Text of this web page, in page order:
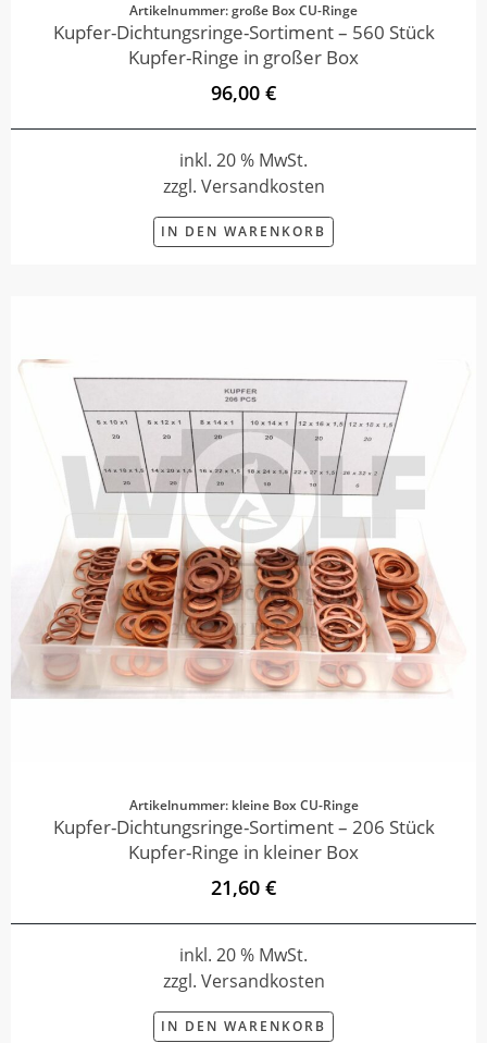
Artikelnummer: große Box CU-Ringe
Kupfer-Dichtungsringe-Sortiment – 560 Stück
Kupfer-Ringe in großer Box
96,00 €
inkl. 20 % MwSt.
zzgl. Versandkosten
IN DEN WARENKORB
Artikelnummer: kleine Box CU-Ringe
Kupfer-Dichtungsringe-Sortiment – 206 Stück
Kupfer-Ringe in kleiner Box
21,60 €
inkl. 20 % MwSt.
zzgl. Versandkosten
IN DEN WARENKORB